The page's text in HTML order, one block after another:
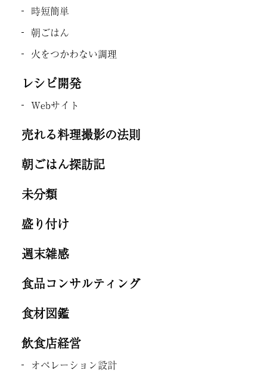
時短簡単
朝ごはん
火をつかわない調理
レシピ開発
Webサイト
売れる料理撮影の法則
朝ごはん探訪記
未分類
盛り付け
週末雑感
食品コンサルティング
食材図鑑
飲食店経営
オペレーション設計